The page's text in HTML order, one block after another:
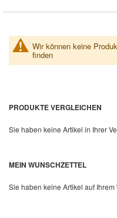
Wir können keine
finden
PRODUKTE VERGLEICHEN
Sie haben keine Artikel in Ihrer
MEIN WUNSCHZETTEL
Sie haben keine Artikel auf Ihrem